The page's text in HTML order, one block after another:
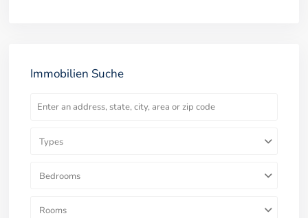
Immobilien Suche
Types
Bedrooms
Rooms